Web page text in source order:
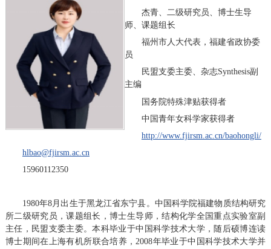
杰青、二级研究员、博士生导
师、课题组长
福州市人大代表，福建省政协委
员
民盟支委主委、杂志Synthesis副
主编
国务院特殊津贴获得者
中国青年女科学家获得者
http://www.fjirsm.ac.cn/baohongli/
hlbao@fjirsm.ac.cn
15960112350
1980年8月出生于黑龙江省东宁县。中国科学院福建物质结构研究
所二级研究员，课题组长，博士生导师，结构化学全国重点实验室副
主任，民盟支委主委。本科毕业于中国科学技术大学，随后硕博连读
博士期间在上海有机所联合培养，2008年毕业于中国科学技术大学并